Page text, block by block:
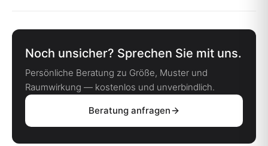
Noch unsicher? Sprechen Sie mit uns.
Persönliche Beratung zu Größe, Muster und
Raumwirkung — kostenlos und unverbindlich.
Beratung anfragen